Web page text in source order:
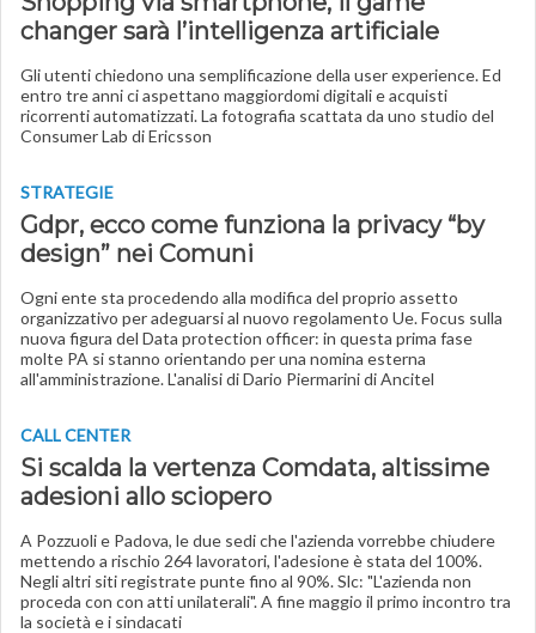
changer sarà l’intelligenza artificiale
Gli utenti chiedono una semplificazione della user experience. Ed
entro tre anni ci aspettano maggiordomi digitali e acquisti
ricorrenti automatizzati. La fotografia scattata da uno studio del
Consumer Lab di Ericsson
STRATEGIE
Gdpr, ecco come funziona la privacy “by
design” nei Comuni
Ogni ente sta procedendo alla modifica del proprio assetto
organizzativo per adeguarsi al nuovo regolamento Ue. Focus sulla
nuova figura del Data protection officer: in questa prima fase
molte PA si stanno orientando per una nomina esterna
all'amministrazione. L'analisi di Dario Piermarini di Ancitel
CALL CENTER
Si scalda la vertenza Comdata, altissime
adesioni allo sciopero
A Pozzuoli e Padova, le due sedi che l'azienda vorrebbe chiudere
mettendo a rischio 264 lavoratori, l'adesione è stata del 100%.
Negli altri siti registrate punte fino al 90%. Slc: "L'azienda non
proceda con con atti unilaterali". A fine maggio il primo incontro tra
la società e i sindacati